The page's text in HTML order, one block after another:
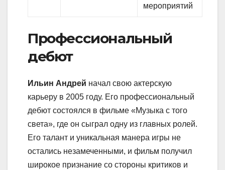
мероприятий
Профессиональный
дебют
Ильин Андрей начал свою актерскую
карьеру в 2005 году. Его профессиональный
дебют состоялся в фильме «Музыка с того
света», где он сыграл одну из главных ролей.
Его талант и уникальная манера игры не
остались незамеченными, и фильм получил
широкое признание со стороны критиков и